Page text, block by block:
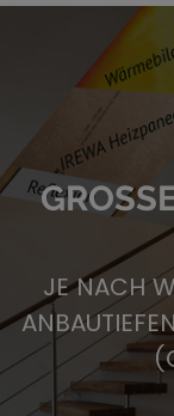
JE NACH